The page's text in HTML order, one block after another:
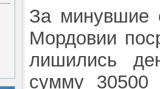
За минувшие
Мордовии
лишились
сумму 30500